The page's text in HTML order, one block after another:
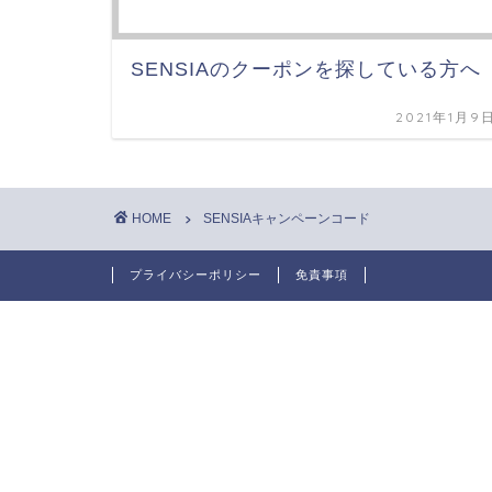
SENSIAのクーポンを探している方へ
2021年1月9
HOME SENSIAキャンペーンコード
プライバシーポリシー 免責事項